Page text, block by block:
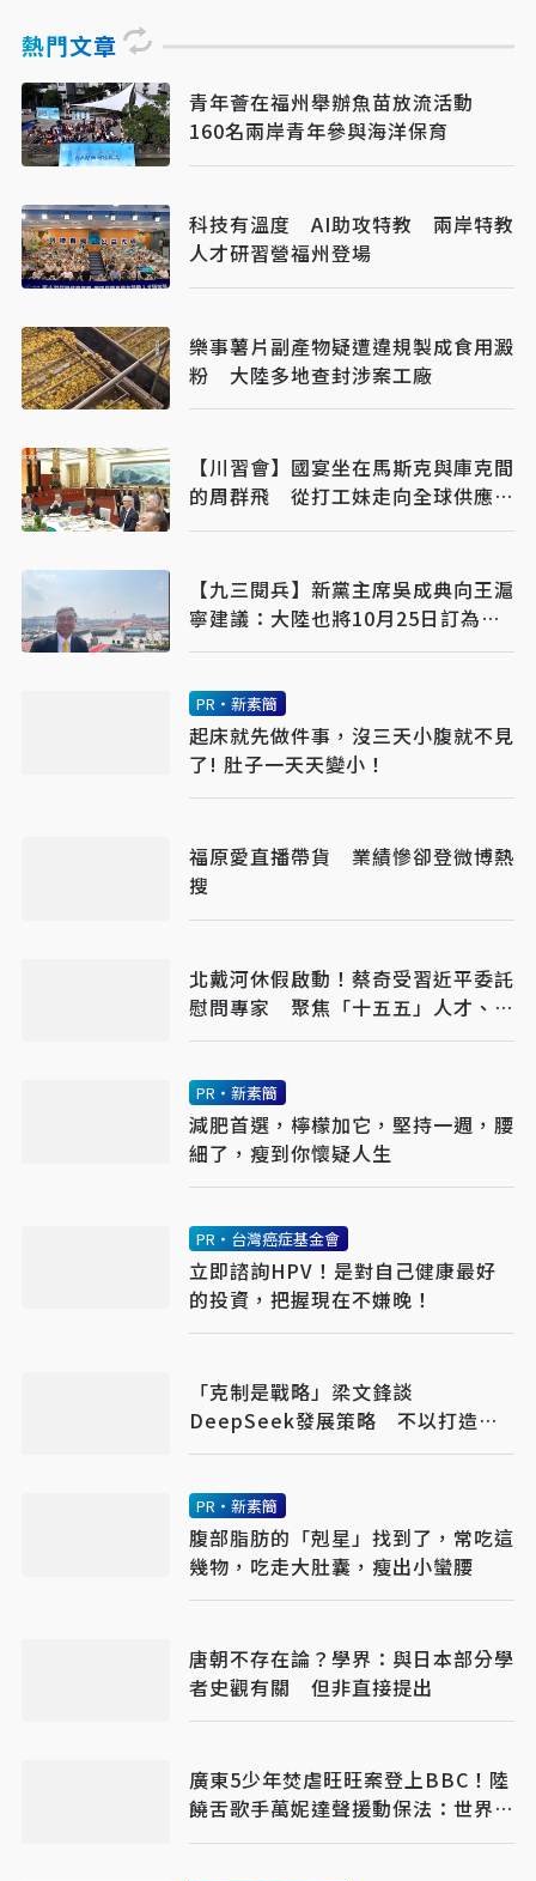
熱門文章
青年薈在福州舉辦魚苗放流活動
160名兩岸青年參與海洋保育
科技有溫度 AI助攻特教 兩岸特教
人才研習營福州登場
樂事薯片副產物疑遭違規製成食用澱
粉 大陸多地查封涉案工廠
【川習會】國宴坐在馬斯克與庫克間
的周群飛 從打工妹走向全球供應鏈
核心
【九三閱兵】新黨主席吳成典向王滬
寧建議：大陸也將10月25日訂為台
灣光復節
PR・新素簡
起床就先做件事，沒三天小腹就不見
了! 肚子一天天變小！
福原愛直播帶貨 業績慘卻登微博熱
搜
北戴河休假啟動！蔡奇受習近平委託
慰問專家 聚焦「十五五」人才、關
鍵核心技術
PR・新素簡
減肥首選，檸檬加它，堅持一週，腰
細了，瘦到你懷疑人生
PR・台灣癌症基金會
立即諮詢HPV！是對自己健康最好
的投資，把握現在不嫌晚！
「克制是戰略」梁文鋒談
DeepSeek發展策略 不以打造超
級App為目標
PR・新素簡
腹部脂肪的「剋星」找到了，常吃這
幾物，吃走大肚囊，瘦出小蠻腰
唐朝不存在論？學界：與日本部分學
者史觀有關 但非直接提出
廣東5少年焚虐旺旺案登上BBC！陸
饒舌歌手萬妮達聲援動保法：世界不
只屬於人類